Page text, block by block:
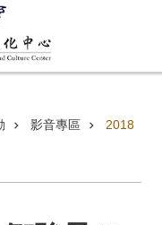
影音專區 2018